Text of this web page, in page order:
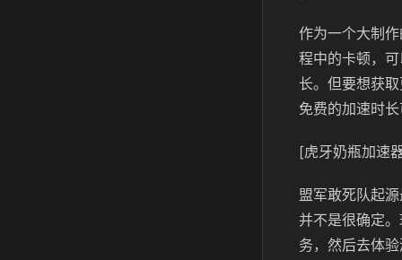
作为一个大制
程中的卡顿，
长。但要想获
免费的加速时
[虎牙奶瓶加速
盟军敢死队起
并不是很确定
务，然后去体